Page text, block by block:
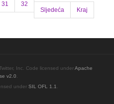
31
32
Sljedeća
Kraj
Inc. Code licensed underApache
v2.0
under SIL OFL 1.1